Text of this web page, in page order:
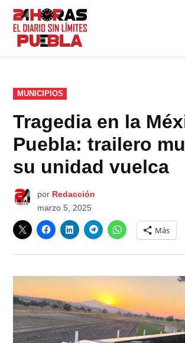
Saltar
contenido
PUBLICADO
EN
MUNICIPIOS
Tragedia en la
Puebla: trailero
su unidad vuelca
por Redacción
marzo 5, 2025
Más